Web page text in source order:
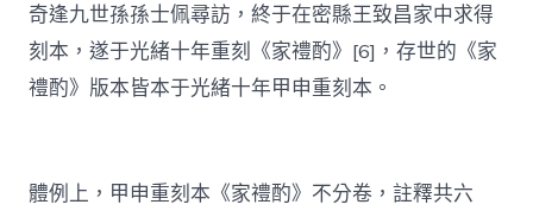
奇逢九世孫孫士佩尋訪，終于在密縣王致昌家中求得
刻本，遂于光緒十年重刻《家禮酌》[6]，存世的《家
禮酌》版本皆本于光緒十年甲申重刻本。
體例上，甲申重刻本《家禮酌》不分卷，註釋共六